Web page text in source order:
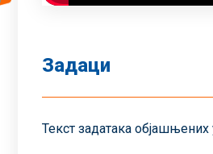
Задаци
Текст задатака објашњених